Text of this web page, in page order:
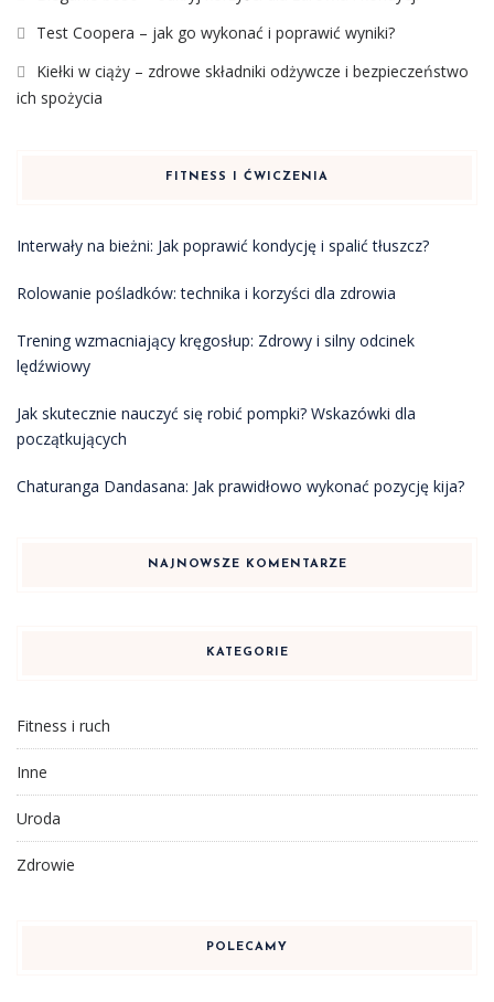
Test Coopera – jak go wykonać i poprawić wyniki?
Kiełki w ciąży – zdrowe składniki odżywcze i bezpieczeństwo
ich spożycia
FITNESS I ĆWICZENIA
Interwały na bieżni: Jak poprawić kondycję i spalić tłuszcz?
Rolowanie pośladków: technika i korzyści dla zdrowia
Trening wzmacniający kręgosłup: Zdrowy i silny odcinek
lędźwiowy
Jak skutecznie nauczyć się robić pompki? Wskazówki dla
początkujących
Chaturanga Dandasana: Jak prawidłowo wykonać pozycję kija?
NAJNOWSZE KOMENTARZE
KATEGORIE
Fitness i ruch
Inne
Uroda
Zdrowie
POLECAMY